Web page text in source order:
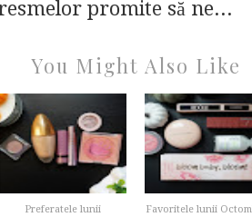
promite să ne...
You Might Also Like
Preferatele lunii
Favoritele lunii